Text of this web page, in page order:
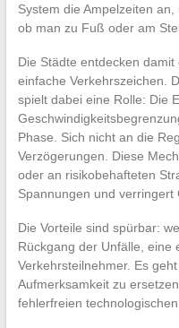
System die Ampelzeiten
ob man zu Fuß oder am
Die Städte entdecken
einfache Verkehrszeichen.
spielt dabei eine Rolle: Die
Phase. Sich nicht an die
Verzögerungen. Diese
oder an risikobehafteten
Spannungen und verringert
Die Vorteile sind spürbar:
Rückgang der Unfälle, eine
Verkehrsteilnehmer. Es
Aufmerksamkeit zu
fehlerfreien technologischen